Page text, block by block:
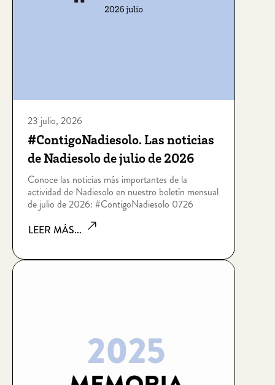
23 julio, 2026
#ContigoNadiesolo. Las noticias
de Nadiesolo de julio de 2026
Conoce las noticias más importantes de la
actividad de Nadiesolo en nuestro boletín mensual
de julio de 2026: #ContigoNadiesolo 0726
LEER MÁS...